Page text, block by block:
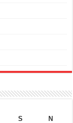
S
N